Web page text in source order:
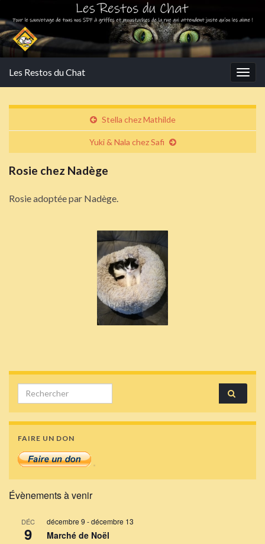
Les Restos du Chat
Stella chez Mathilde
Yuki & Nala chez Safi
Rosie chez Nadège
Rosie adoptée par Nadège.
Search for:
FAIRE UN DON
Évènements à venir
DÉC
9
décembre 9 -décembre 13
Marché de Noël